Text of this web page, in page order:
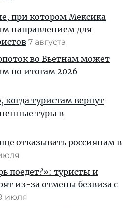
при котором Мексика
направлением для
7 августа
во Вьетнам может
по итогам 2026
когда туристам вернут
туры в
отказывать россиянам в
поедет?»: туристы и
из-за отмены безвиза с
июля